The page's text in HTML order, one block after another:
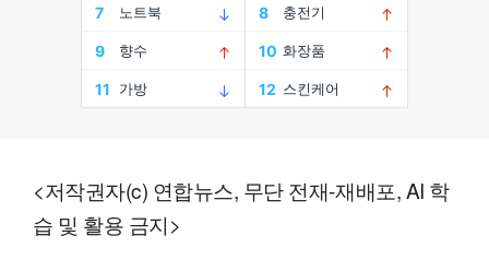
<저작권자(c) 연합뉴스, 무단 전재-재배포, AI 학
습 및 활용 금지>